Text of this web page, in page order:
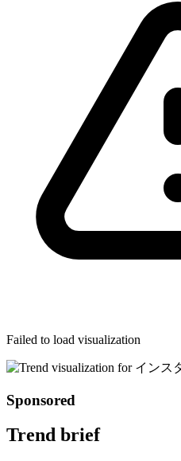
Failed to load visualization
Sponsored
Trend brief